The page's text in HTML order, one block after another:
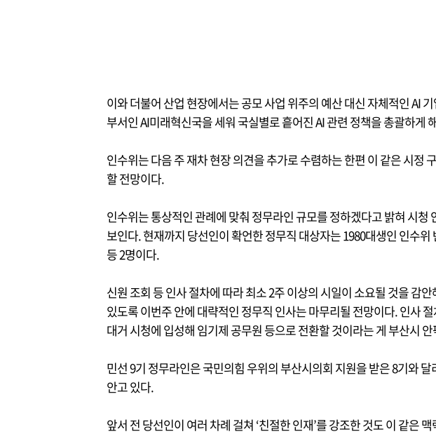
이와 더불어 산업 현장에서는 공모 사업 위주의 예산 대신 자체적인 AI
부서인 AI미래혁신국을 세워 국실별로 흩어진 AI 관련 정책을 총괄하게
인수위는 다음 주 재차 현장 의견을 추가로 수렴하는 한편 이 같은 시정
할 전망이다.
인수위는 통상적인 관례에 맞춰 정무라인 규모를 정하겠다고 밝혀 시청
보인다. 현재까지 당선인이 확언한 정무직 대상자는 1980대생인 인수
등 2명이다.
신원 조회 등 인사 절차에 따라 최소 2주 이상의 시일이 소요될 것을 감
있도록 이번주 안에 대략적인 정무직 인사는 마무리될 전망이다. 인사
대거 시청에 입성해 임기제 공무원 등으로 전환할 것이라는 게 부산시
민선 9기 정무라인은 국민의힘 우위의 부산시의회 지원을 받은 8기와
안고 있다.
앞서 전 당선인이 여러 차례 걸쳐 ‘친절한 인재’를 강조한 것도 이 같은